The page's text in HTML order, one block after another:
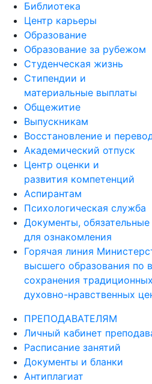
Библиотека
Центр карьеры
Образование
Образование за рубежом
Студенческая жизнь
Стипендии и
материальные выплаты
Общежитие
Выпускникам
Восстановление и
Академический отпуск
Центр оценки и
развития компетенций
Аспирантам
Психологическая служба
Документы, обязательные
для ознакомления
Горячая линия
высшего образования по
сохранения
духовно-нравственных
ПРЕПОДАВАТЕЛЯМ
Личный кабинет
Расписание занятий
Документы и бланки
Антиплагиат